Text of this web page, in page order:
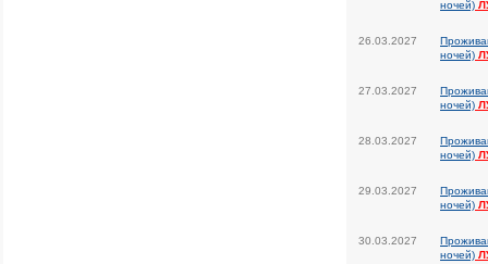
ночей)
26.03.2027
ночей)
27.03.2027
ночей)
28.03.2027
ночей)
29.03.2027
ночей)
30.03.2027
ночей)